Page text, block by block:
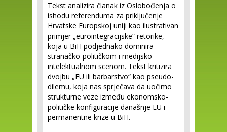
Tekst analizira članak iz Oslobođenja o
ishodu referenduma za priključenje
Hrvatske Europskoj uniji kao ilustrativan
primjer „eurointegracijske“ retorike,
koja u BiH podjednako dominira
stranačko-političkom i medijsko-
intelektualnom scenom. Tekst kritizira
dvojbu „EU ili barbarstvo“ kao pseudo-
dilemu, koja nas sprječava da uočimo
strukturne veze između ekonomsko-
političke konfiguracije današnje EU i
permanentne krize u BiH.